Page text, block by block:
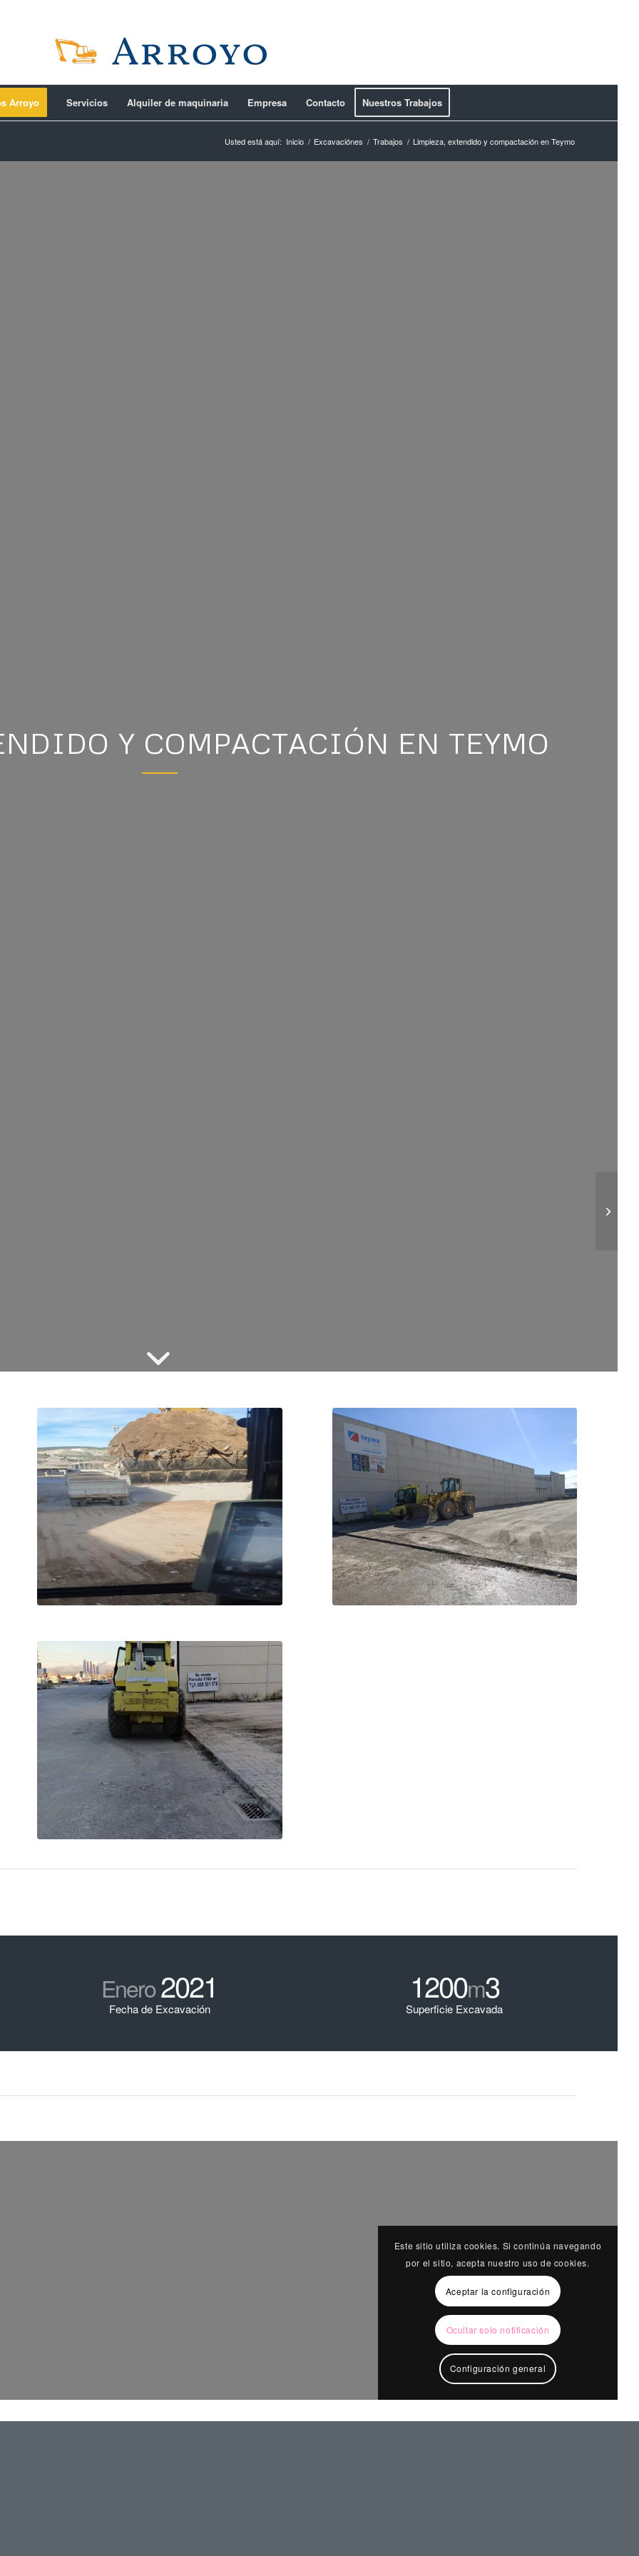
Arroyo Servicios Alquiler de maquinaria Empresa Contacto Nuestros Trabajos
Usted está aquí: Inicio / Excavaciónes / Trabajos / Limpieza, extendido y compactación en Teymo
Y COMPACTACIÓN EN TEYMO
Enero2021
Fecha de Excavación
1200m3
Superficie Excavada
Este sitio utiliza cookies. Si continúa navegando
por el sitio, acepta nuestro uso de cookies.
Aceptar la configuración
Ocultar solo notificación
Configuración general